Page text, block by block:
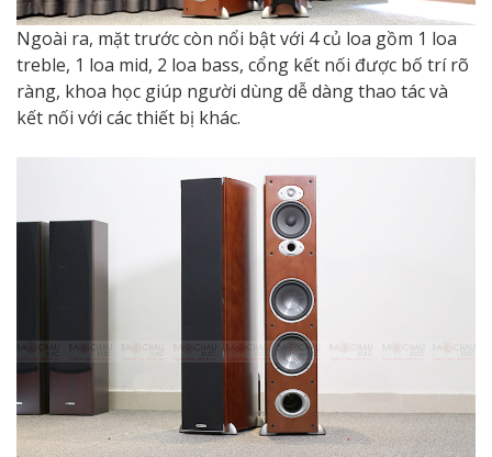
Ngoài ra, mặt trước còn nổi bật với 4 củ loa gồm 1 loa
treble, 1 loa mid, 2 loa bass, cổng kết nối được bố trí rõ
ràng, khoa học giúp người dùng dễ dàng thao tác và
kết nối với các thiết bị khác.